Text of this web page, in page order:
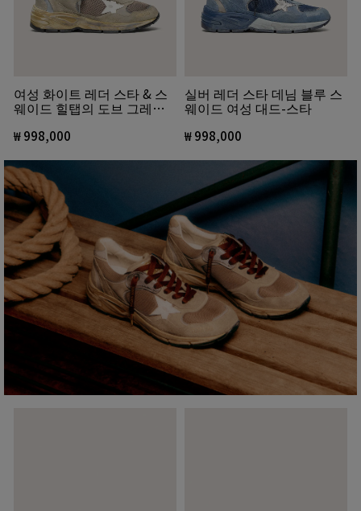
여성 화이트 레더 스타 & 스
웨이드 힐탭의 도브 그레이
스타
₩ 998,000
실버 레더 스타 데님 블루 스
웨이드 여성 대드-스타
₩ 998,000